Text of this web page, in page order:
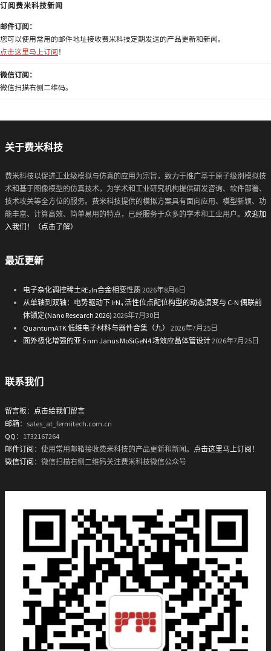
订阅费米科技新闻
邮件订阅：
您可以使用常用的邮件地址接收费米科技定期发送的产品更新和新闻。
点击这里马上订阅 ！
微信订阅：
微信扫描右侧二维码。
关于费米科技
费米科技以促进工业级模拟与仿真的应用为宗旨，致力于推广基于原子级别模拟技
术和基于图像模型的仿真技术，为学术和工业研究机构提供研发咨询、软件部署、
技术攻关等全方位的服务。费米科技提供的模拟方案具有面向应用、模型新颖、功
能丰富、计算高效、简单易用的特点，已经服务于众多的学术和工业用户。 欢迎加
入我们！（点击了解）
最近更新
电子杂化调控稀土RE₂In合金相变性质2026年8月6日
从单轴到双轴：电势驱动下 IrN₄ 活性位点配位构型的动态演变与 C-N 偶联前
体锁定(Nano Research 2026) 2026年7月30日
QuantumATK 低维电子材料与器件合集（九）
2026年7月25日
面外极化增强的亚 5 nm Janus MoSiGeN4 场效应晶体管设计2026年7月25日
联系我们
留言板 ： 点击给我们留言
邮箱：sales_at_fermitech.com.cn
QQ ：1732167264
邮件订阅 ：使用常用邮箱接收费米科技的产品更新和新闻。 点击这里马上订阅！
微信订阅 ：微信扫描右侧二维码关注费米科技微信公众号